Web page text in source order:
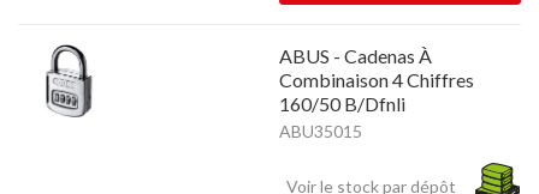
ABUS - Cadenas À
Combinaison 4 Chiffres
160/50 B/Dfnli
ABU35015
Voir le stock par dépôt